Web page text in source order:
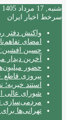
شنبه, 17 مرداد 1405
سرخط اخبار ایران
واکنش دفتر
امضای
حسین افشین:
آخرین دیدار
حضور
پیروزی قاطع ۱۰ بر صفر نمایندگان «ایران» مقابل «آمریکا» در ربوکاپ ۲۰۲۶
استند
شورای عالی
مردمی‌سازی
تهرانی‌ها